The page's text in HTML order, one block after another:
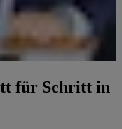
für Schritt in